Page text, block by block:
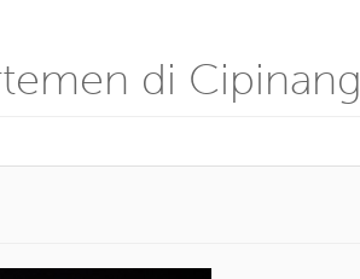
di Cipinang